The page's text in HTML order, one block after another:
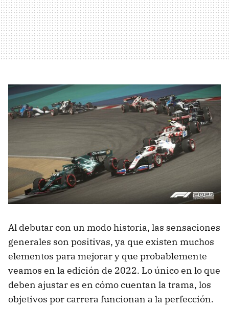
Al debutar con un modo historia, las sensaciones
generales son positivas, ya que existen muchos
elementos para mejorar y que probablemente
veamos en la edición de 2022. Lo único en lo que
deben ajustar es en cómo cuentan la trama, los
objetivos por carrera funcionan a la perfección.